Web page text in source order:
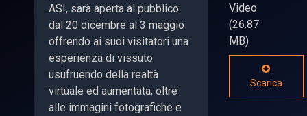
ASI, sarà aperta al pubblico
dal 20 dicembre al 3 maggio
offrendo ai suoi visitatori una
esperienza di vissuto
usufruendo della realtà
virtuale ed aumentata, oltre
alle immagini fotografiche e
Video
(26.87
MB)
Scarica